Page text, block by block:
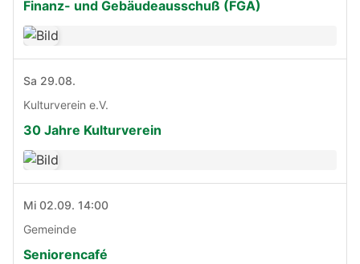
Finanz- und Gebäudeausschuß (FGA)
Sa 29.08.
Kulturverein e.V.
30 Jahre Kulturverein
Mi 02.09. 14:00
Gemeinde
Seniorencafé